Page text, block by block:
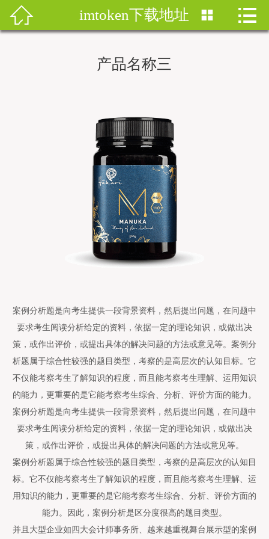
 首页
imtoken安卓下载
imtoken官网地址
 imtoken下载地址  
产品名称三
案例分析题是向考生提供一段背景资料，然后提出问题，在问题中
要求考生阅读分析给定的资料，依据一定的理论知识，或做出决
策，或作出评价，或提出具体的解决问题的方法或意见等。案例分
析题属于综合性较强的题目类型，考察的是高层次的认知目标。它
不仅能考察考生了解知识的程度，而且能考察考生理解、运用知识
的能力，更重要的是它能考察考生综合、分析、评价方面的能力。
案例分析题是向考生提供一段背景资料，然后提出问题，在问题中
要求考生阅读分析给定的资料，依据一定的理论知识，或做出决
策，或作出评价，或提出具体的解决问题的方法或意见等。
案例分析题属于综合性较强的题目类型，考察的是高层次的认知目
标。它不仅能考察考生了解知识的程度，而且能考察考生理解、运
用知识的能力，更重要的是它能考察考生综合、分析、评价方面的
能力。因此，案例分析是区分度很高的题目类型。
并且大型企业如四大会计师事务所、越来越重视舞台展示型的案例